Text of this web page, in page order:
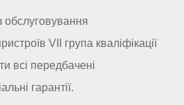
обслуговування
VII група кваліфікації
всі передбачені
гарантії.